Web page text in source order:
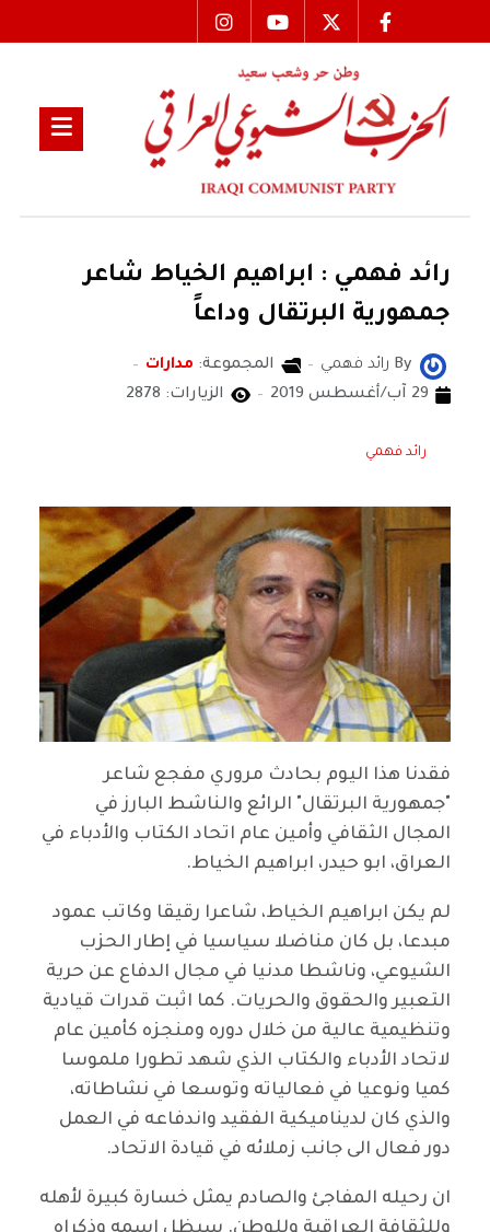
رائد فهمي : ابراهيم الخياط شاعر
جمهورية البرتقال وداعاً
By رائد فهمي المجموعة: مدارات
29 آب/أغسطس 2019
الزيارات: 2878
رائد فهمي
فقدنا هذا اليوم بحادث مروري مفجع شاعر
"جمهورية البرتقال" الرائع والناشط البارز في
المجال الثقافي وأمين عام اتحاد الكتاب والأدباء في
العراق، ابو حيدر، ابراهيم الخياط.
لم يكن ابراهيم الخياط، شاعرا رقيقا وكاتب عمود
مبدعا، بل كان مناضلا سياسيا في إطار الحزب
الشيوعي، وناشطا مدنيا في مجال الدفاع عن حرية
التعبير والحقوق والحريات. كما اثبت قدرات قيادية
وتنظيمية عالية من خلال دوره ومنجزه كأمين عام
لاتحاد الأدباء والكتاب الذي شهد تطورا ملموسا
كميا ونوعيا في فعالياته وتوسعا في نشاطاته،
والذي كان لديناميكية الفقيد واندفاعه في العمل
دور فعال الى جانب زملائه في قيادة الاتحاد.
ان رحيله المفاجئ والصادم يمثل خسارة كبيرة لأهله